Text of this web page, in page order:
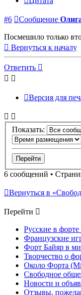
#6 Сообщение
Посмешило только
Вернуться к началу
Ответить
Версия для
Показать:
6 сообщений •
Вернуться в
Перейти
Русские в
Французские
Форт Байяр в
Творчество о
Около Форта
Свободное
Новости и
Отзывы,